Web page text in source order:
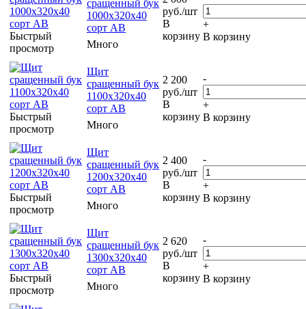
Быстрый
просмотр
сращенный бук
1000х320х40
сорт АВ
Много
руб./шт
В
корзину
+
В корзину
Быстрый
просмотр
Щит
сращенный бук
1100х320х40
сорт АВ
Много
2 200
руб./шт
В
корзину
-
+
В корзину
Быстрый
просмотр
Щит
сращенный бук
1200х320х40
сорт АВ
Много
2 400
руб./шт
В
корзину
-
+
В корзину
Быстрый
просмотр
Щит
сращенный бук
1300х320х40
сорт АВ
Много
2 620
руб./шт
В
корзину
-
+
В корзину